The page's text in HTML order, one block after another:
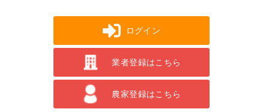
ログイン
業者登録はこちら
農家登録はこちら